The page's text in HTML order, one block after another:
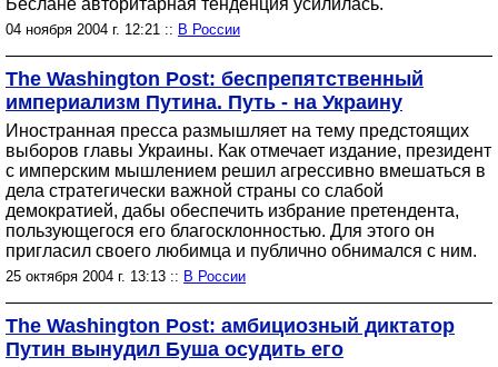
Беслане авторитарная тенденция усилилась.
04 ноября 2004 г. 12:21 :: В России
The Washington Post: беспрепятственный
империализм Путина. Путь - на Украину
Иностранная пресса размышляет на тему предстоящих
выборов главы Украины. Как отмечает издание, президент
с имперским мышлением решил агрессивно вмешаться в
дела стратегически важной страны со слабой
демократией, дабы обеспечить избрание претендента,
пользующегося его благосклонностью. Для этого он
пригласил своего любимца и публично обнимался с ним.
25 октября 2004 г. 13:13 :: В России
The Washington Post: амбициозный диктатор
Путин вынудил Буша осудить его